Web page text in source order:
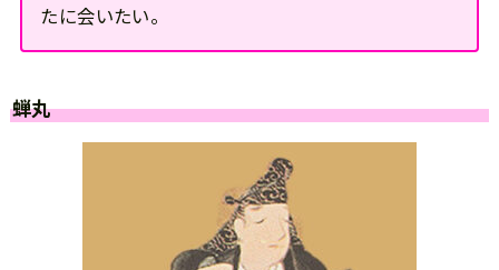
たに会いたい。
蝉丸